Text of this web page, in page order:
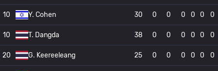
10 Y. Cohen 30 0 0 0 0 0 0
10 T. Dangda 38 0 0 0 0 0 0
20 G. Keereeleang 25 0 0 0 0 0 0